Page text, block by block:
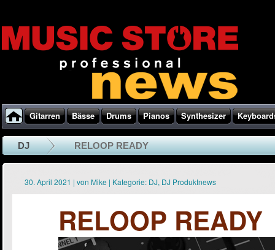
Gitarren Bässe Drums Pianos Synthesizer
DJ RELOOP READY
30. April 2021 | von Mike | Kategorie: DJ, DJ Produktnews
RELOOP READY